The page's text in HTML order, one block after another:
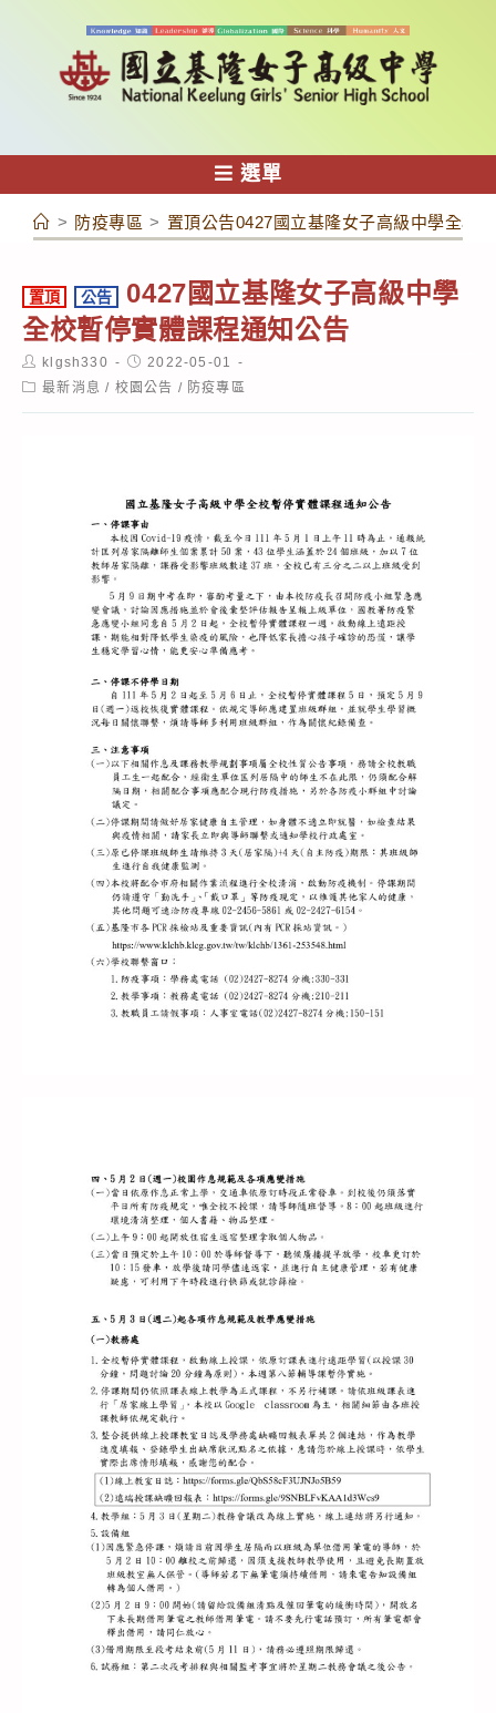
容
選單
> 防疫專區 > 置頂公告0427國立基隆女子高級中學全校
置頂 公告
0427國立基隆女子高級中學
全校暫停實體課程通知公告
Post
author:
klgsh330
Post
published:
2022-05-01
Post最新消息 / 校園公告 / 防疫專區